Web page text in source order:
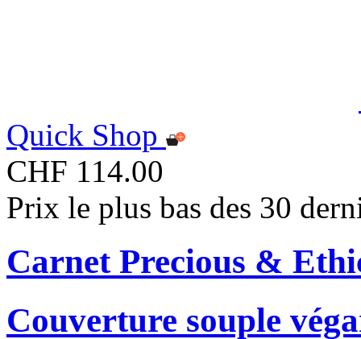
Quick Shop
CHF 114.00
Prix le plus bas des 30
Carnet Precious &
Couverture souple